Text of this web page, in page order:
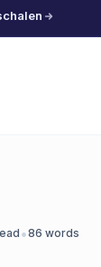
•86 words